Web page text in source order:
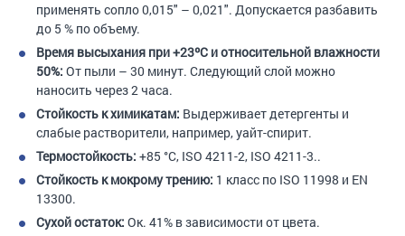
применять сопло 0,015" – 0,021". Допускается разбавить
до 5 % по объему.
Время высыхания при +23ºС и относительной влажности
50%: От пыли – 30 минут. Следующий слой можно
наносить через 2 часа.
Стойкость к химикатам: Выдерживает детергенты и
слабые растворители, например, уайт-спирит.
Термостойкость: +85 °C, ISO 4211-2, ISO 4211-3..
Стойкость к мокрому трению: 1 класс по ISO 11998 и EN
13300.
Сухой остаток: Ок. 41% в зависимости от цвета.